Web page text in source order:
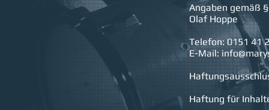
Angaben gemäß
Olaf Hoppe
Telefon: 0151 41
E-Mail:
Haftung für